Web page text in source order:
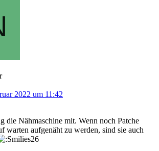
2022 um 11:42
die Nähmaschine mit. Wenn noch Patche
warten aufgenäht zu werden, sind sie auch